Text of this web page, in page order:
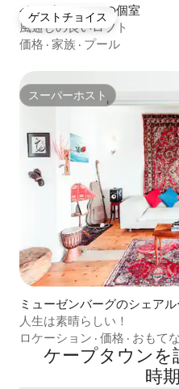
ゲストチョイス
ゲストチョイス
ベルグフリートの個室
風通しの良いロフト
価格 · 家族 · プール
スーパーホスト
スーパーホスト
ミューゼンバーグのシェア
人生は素晴らしい！
ロケーション · 価格 · おもて
ケープタウンを
時⁠